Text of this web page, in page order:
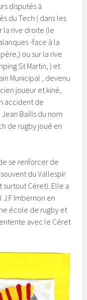
disputés à
du Tech ( dans les
la rive droite (le
-face à la
ou sur la rive
St Martin, ) et
Municipal , devenu
joueur et kiné,
accident de
Baills du nom
de rugby joué en
se renforcer de
du Vallespir
Céret). Elle a
J.F Imbernon en
école de rugby et
avec le Céret